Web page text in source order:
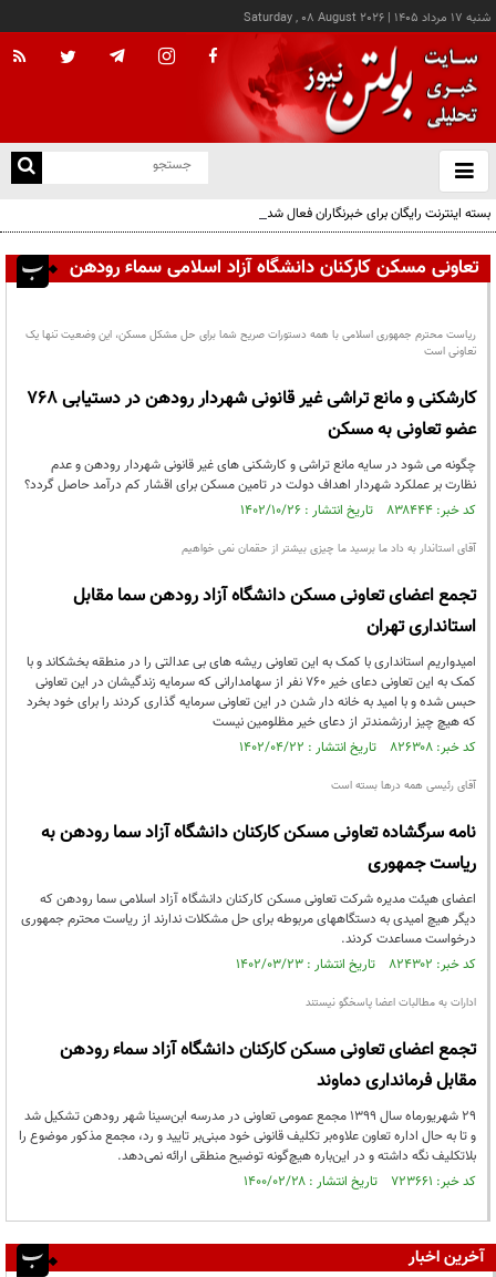
شنبه ۱۷ مرداد ۱۴۰۵ |
Saturday , 08 August 2026
باز
و
بسته اینترنت رایگان برای خبرنگاران فعال شد
تعاونی مسکن کارکنان دانشگاه آزاد اسلامی سماء رودهن
ریاست محترم جمهوری اسلامی با همه دستورات صریح شما برای حل مشکل مسکن، این وضعیت تنها یک
تعاونی است
کارشکنی و مانع تراشی غیر قانونی شهردار رودهن در دستیابی 768
عضو تعاونی به مسکن
چگونه می شود در سایه مانع تراشی و کارشکنی های غیر قانونی شهردار رودهن و عدم
نظارت بر عملکرد شهردار اهداف دولت در تامین مسکن برای اقشار کم درآمد حاصل گردد؟
کد خبر: ۸۳۸۴۴۴ تاریخ انتشار : ۱۴۰۲/۱۰/۲۶
آقای استاندار به داد ما برسید ما چیزی بیشتر از حقمان نمی خواهیم
تجمع اعضای تعاونی مسکن دانشگاه آزاد رودهن سما مقابل
استانداری تهران
امیدواریم استانداری با کمک به این تعاونی ریشه های بی عدالتی را در منطقه بخشکاند و با
کمک به این تعاونی دعای خیر 760 نفر از سهامدارانی که سرمایه زندگیشان در این تعاونی
حبس شده و با امید به خانه دار شدن در این تعاونی سرمایه گذاری کردند را برای خود بخرد
که هیچ چیز ارزشمندتر از دعای خیر مظلومین نیست
کد خبر: ۸۲۶۳۰۸ تاریخ انتشار : ۱۴۰۲/۰۴/۲۲
آقای رئیسی همه درها بسته است
نامه سرگشاده تعاونی مسکن کارکنان دانشگاه آزاد سما رودهن به
ریاست جمهوری
اعضای هیئت مدیره شرکت تعاونی مسکن کارکنان دانشگاه آزاد اسلامی سما رودهن که
دیگر هیچ امیدی به دستگاههای مربوطه برای حل مشکلات ندارند از ریاست محترم جمهوری
درخواست مساعدت کردند.
کد خبر: ۸۲۴۳۰۲ تاریخ انتشار : ۱۴۰۲/۰۳/۲۳
ادارات به مطالبات اعضا پاسخگو نیستند
تجمع اعضای تعاونی مسکن کارکنان دانشگاه آزاد سماء رودهن
مقابل فرمانداری دماوند
۲۹ شهریورماه سال ۱۳۹۹ مجمع عمومی تعاونی در مدرسه‌ ابن‌سینا شهر رودهن تشکیل شد
و تا به‌ حال اداره تعاون علاوه‌بر تکلیف قانونی خود مبنی‌بر تایید و رد، مجمع مذکور موضوع را
بلاتکلیف نگه داشته و در این‌باره هیچ‌گونه توضیح منطقی ارائه نمی‌دهد.
کد خبر: ۷۲۳۶۶۱ تاریخ انتشار : ۱۴۰۰/۰۲/۲۸
آخرین اخبار